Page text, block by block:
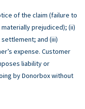
of the claim (failure to
prejudiced); (ii)
and (iii)
expense. Customer
liability or
by Donorbox without